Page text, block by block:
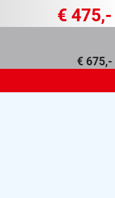
€ 475,-
€ 675,-